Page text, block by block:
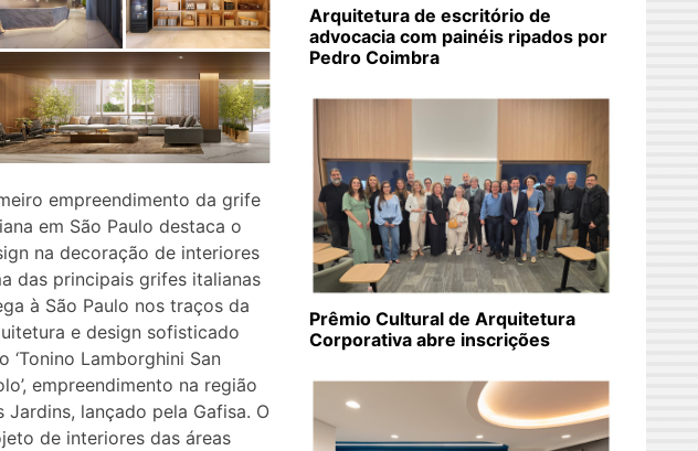
empreendimento da grife
em São Paulo destaca o
na decoração de interiores
das principais grifes italianas
à São Paulo nos traços da
e design sofisticado
‘Tonino Lamborghini San
empreendimento na região
Jardins, lançado pela Gafisa. O
de interiores das áreas
Arquitetura de escritório de
advocacia com painéis ripados por
Pedro Coimbra
Prêmio Cultural de Arquitetura
Corporativa abre inscrições